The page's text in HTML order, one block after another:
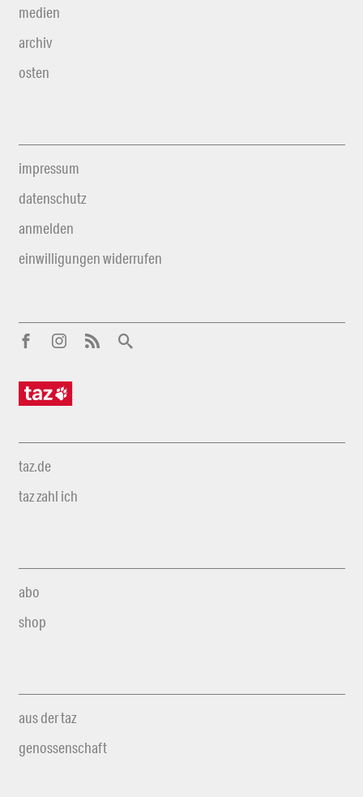
medien
archiv
osten
impressum
datenschutz
anmelden
einwilligungen widerrufen
taz.de
taz zahl ich
abo
shop
aus der taz
genossenschaft